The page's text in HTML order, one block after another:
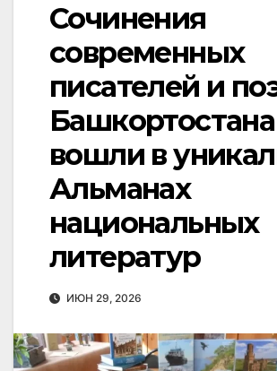
Сочинения
современных
писателей и
Башкортостана
вошли в
Альманах
национальных
литератур
ИЮН 29, 2026